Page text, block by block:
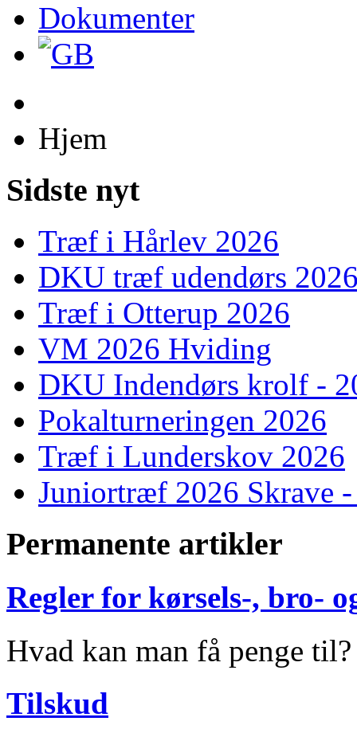
Dokumenter
Hjem
Sidste nyt
Træf i Hårlev 2026
DKU træf udendørs
Træf i Otterup 2026
VM 2026 Hviding
DKU Indendørs krolf -
Pokalturneringen 2026
Træf i Lunderskov 2026
Juniortræf 2026 Skrave
Permanente artikler
Regler for kørsels-, bro-
Hvad kan man få penge til?
Tilskud